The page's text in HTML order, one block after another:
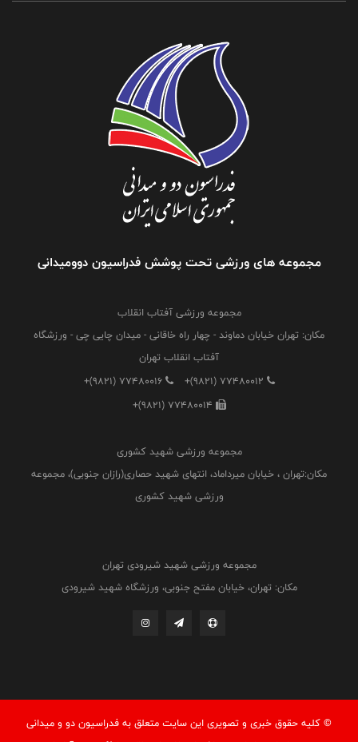
مجموعه های ورزشی تحت پوشش فدراسیون دوومیدانی
مجموعه ورزشی آفتاب انقلاب
مکان: تهران خیابان دماوند - چهار راه خاقانی - میدان چایی چی - ورزشگاه
آفتاب انقلاب تهران
+(9821) 77480012
+(9821) 77480016
+(9821) 77480014
مجموعه ورزشی شهید کشوری
مکان:تهران ، خیابان میرداماد، انتهای شهید حصاری(رازان جنوبی)، مجموعه
ورزشی شهید کشوری
مجموعه ورزشی شهید شیرودی تهران
مکان: تهران، خیابان مفتح جنوبی، ورزشگاه شهید شیرودی
© کليه حقوق خبری و تصويری اين سايت متعلق به فدراسيون دو و میدانی